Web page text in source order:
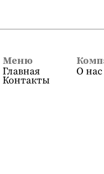
Меню
Главная
Контакты
О нас